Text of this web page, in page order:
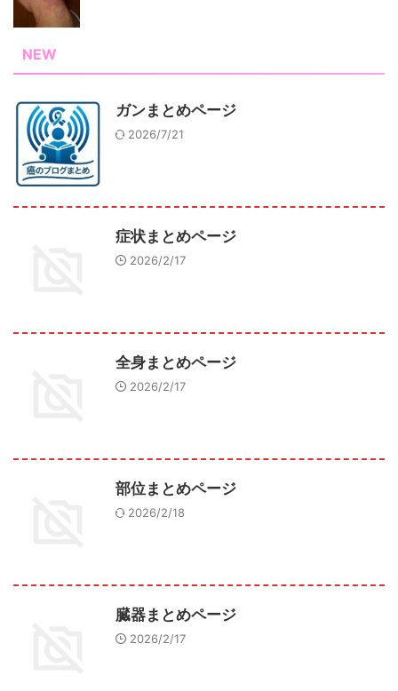
NEW
ガンまとめページ
2026/7/21
症状まとめページ
2026/2/17
全身まとめページ
2026/2/17
部位まとめページ
2026/2/18
臓器まとめページ
2026/2/17